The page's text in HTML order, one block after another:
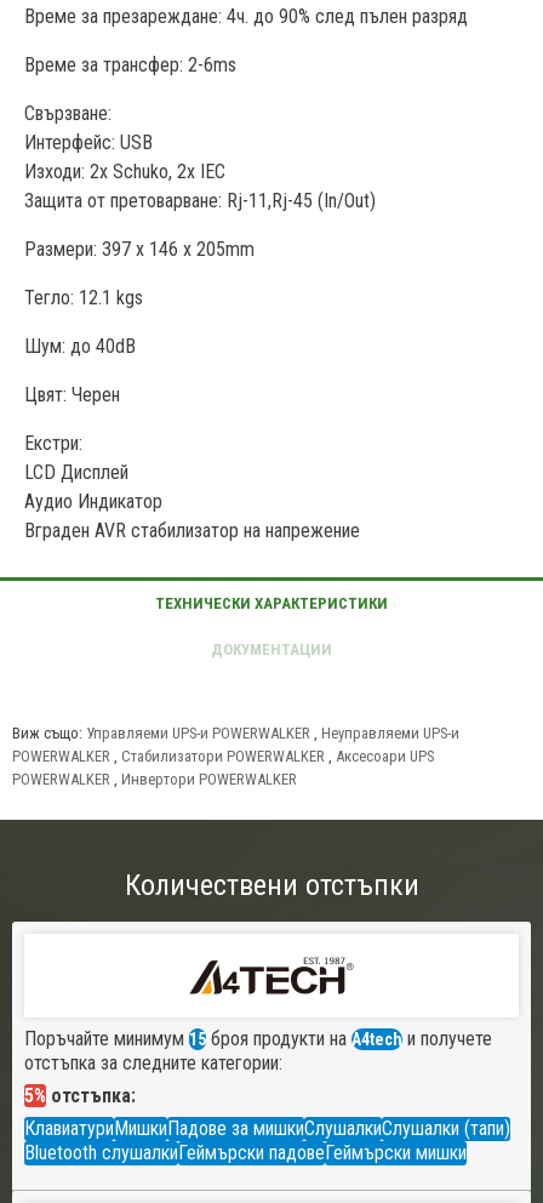
Време за презареждане: 4ч. до 90% след пълен разряд
Време за трансфер: 2-6ms
Свързване:
Интерфейс: USB
Изходи: 2x Schuko, 2x IEC
Защита от претоварване: Rj-11,Rj-45 (In/Out)
Размери: 397 x 146 x 205mm
Тегло: 12.1 kgs
Шум: до 40dB
Цвят: Черен
Екстри:
LCD Дисплей
Аудио Индикатор
Вграден AVR стабилизатор на напрежение
Виж също: Управляеми UPS-и POWERWALKER , Неуправляеми UPS-и
POWERWALKER , Стабилизатори POWERWALKER , Аксесоари UPS
POWERWALKER , Инвертори POWERWALKER
Количествени отстъпки
Поръчайте минимум 15 броя продукти на A4tech и получете
отстъпка за следните категории:
5% отстъпка:
КлавиатуриМишкиПадове за мишкиСлушалкиСлушалки (тапи)
Bluetooth слушалкиГеймърски падовеГеймърски мишки